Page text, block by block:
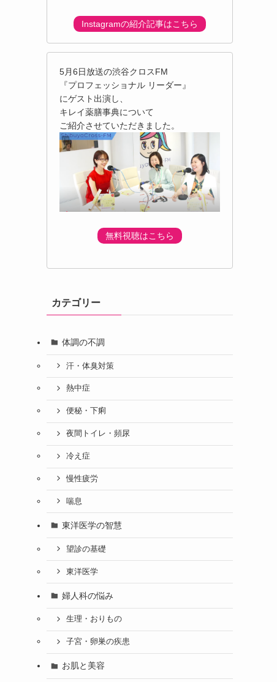
Instagramの紹介記事はこちら
5月6日放送の渋谷クロスFM
『プロフェッショナル リーダー』
にゲスト出演し、
キレイ薬膳事典について
ご紹介させていただきました。
無料視聴はこちら
カテゴリー
体調の不調
汗・体臭対策
熱中症
便秘・下痢
夜間トイレ・頻尿
冷え症
慢性疲労
喘息
東洋医学の智慧
望診の基礎
東洋医学
婦人科の悩み
生理・おりもの
子宮・卵巣の疾患
お肌と美容